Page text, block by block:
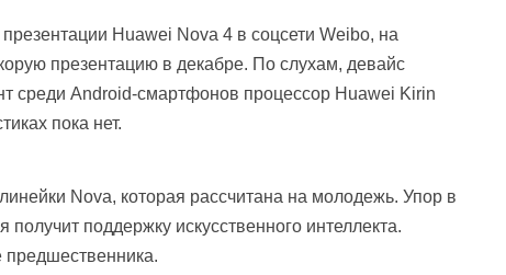
Huawei Nova 4 в соцсети Weibo, на
презентацию в декабре. По слухам, девайс
среди Android-смартфонов процессор Huawei Kirin
пока нет.
Nova, которая рассчитана на молодежь. Упор в
поддержку искусственного интеллекта.
предшественника.